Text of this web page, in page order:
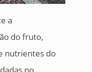
a
do fruto,
nutrientes do
no